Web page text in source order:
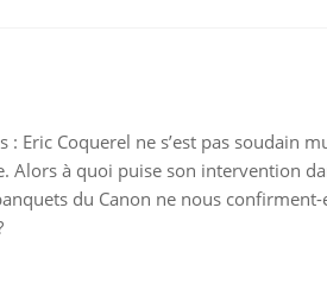
: Eric Coquerel ne s’est pas soudain
Alors à quoi puise son intervention
du Canon ne nous